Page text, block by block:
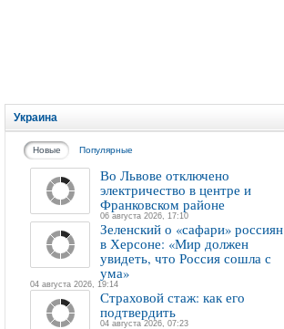
Украина
Новые Популярные
Во Львове отключено
электричество в центре и
Франковском районе
06 августа 2026, 17:10
Зеленский о «сафари» россиян
в Херсоне: «Мир должен
увидеть, что Россия сошла с
ума»
04 августа 2026, 19:14
Страховой стаж: как его
подтвердить
04 августа 2026, 07:23